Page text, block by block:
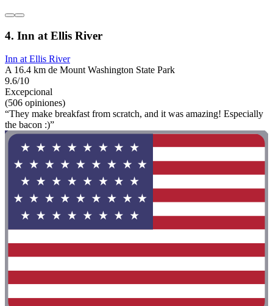
4. Inn at Ellis River
Inn at Ellis River
A 16.4 km de Mount Washington State Park
9.6/10
Excepcional
(506 opiniones)
“They make breakfast from scratch, and it was amazing! Especially
the bacon :)”